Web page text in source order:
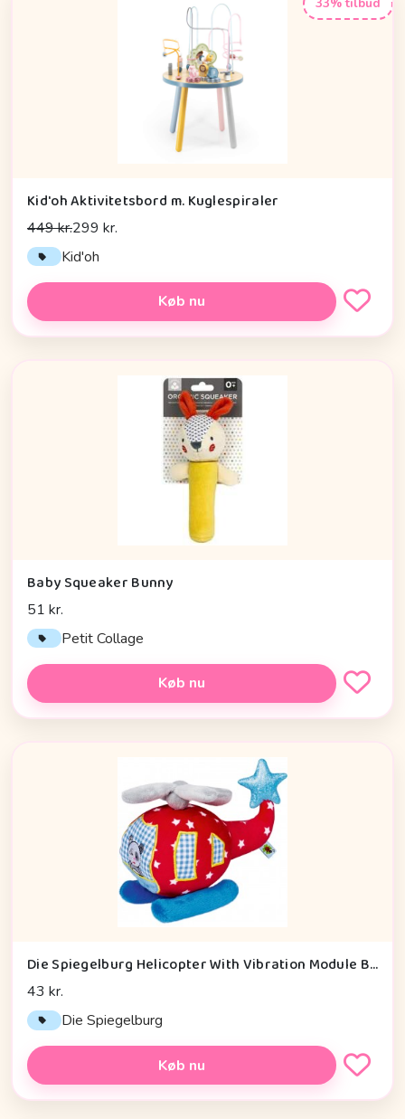
Kid'oh Aktivitetsbord m. Kuglespiraler
449 kr.299 kr.
Kid'oh
Køb nu
Baby Squeaker Bunny
51 kr.
Petit Collage
Køb nu
Die Spiegelburg Helicopter With Vibration Module Baby Charms - Legetøj
43 kr.
Die Spiegelburg
Køb nu